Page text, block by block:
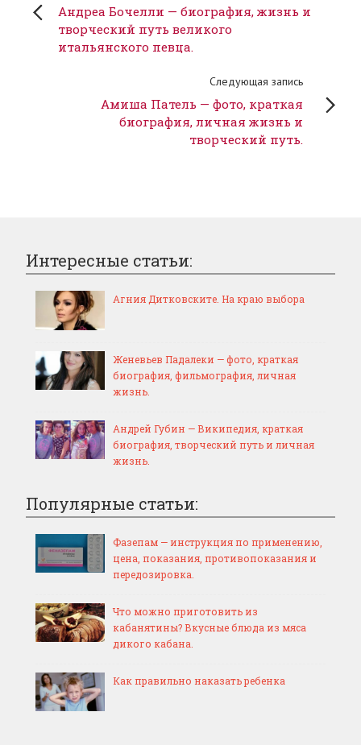
Андреа Бочелли — биография, жизнь и
творческий путь великого
итальянского певца.
Следующая запись
Амиша Патель — фото, краткая
биография, личная жизнь и
творческий путь.
Интересные статьи:
Агния Дитковските. На краю выбора
Женевьев Падалеки — фото, краткая
биография, фильмография, личная
жизнь.
Андрей Губин — Википедия, краткая
биография, творческий путь и личная
жизнь.
Популярные статьи:
Фазепам — инструкция по применению,
цена, показания, противопоказания и
передозировка.
Что можно приготовить из
кабанятины? Вкусные блюда из мяса
дикого кабана.
Как правильно наказать ребенка